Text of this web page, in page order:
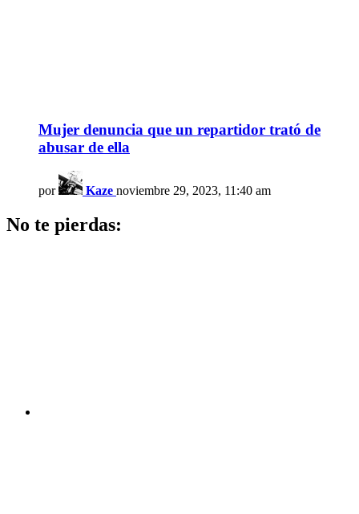
Mujer denuncia que un repartidor trató de
abusar de ella
por Kaze noviembre 29, 2023, 11:40 am
No te pierdas: